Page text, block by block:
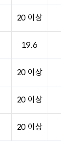
20 이상
19.6
20 이상
20 이상
20 이상